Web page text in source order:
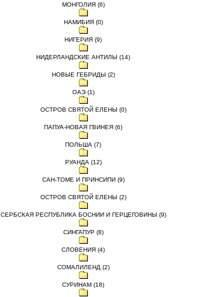
МОНГОЛИЯ (6)
НАМИБИЯ (0)
НИГЕРИЯ (9)
НИДЕРЛАНДСКИЕ АНТИЛЫ (14)
НОВЫЕ ГЕБРИДЫ (2)
ОАЭ (1)
ОСТРОВ СВЯТОЙ ЕЛЕНЫ (0)
ПАПУА-НОВАЯ ГВИНЕЯ (6)
ПОЛЬША (7)
РУАНДА (12)
САН-ТОМЕ И ПРИНСИПИ (9)
ОСТРОВ СВЯТОЙ ЕЛЕНЫ (2)
СЕРБСКАЯ РЕСПУБЛИКА БОСНИИ И ГЕРЦЕГОВИНЫ (9)
СИНГАПУР (8)
СЛОВЕНИЯ (4)
СОМАЛИЛЕНД (2)
СУРИНАМ (18)